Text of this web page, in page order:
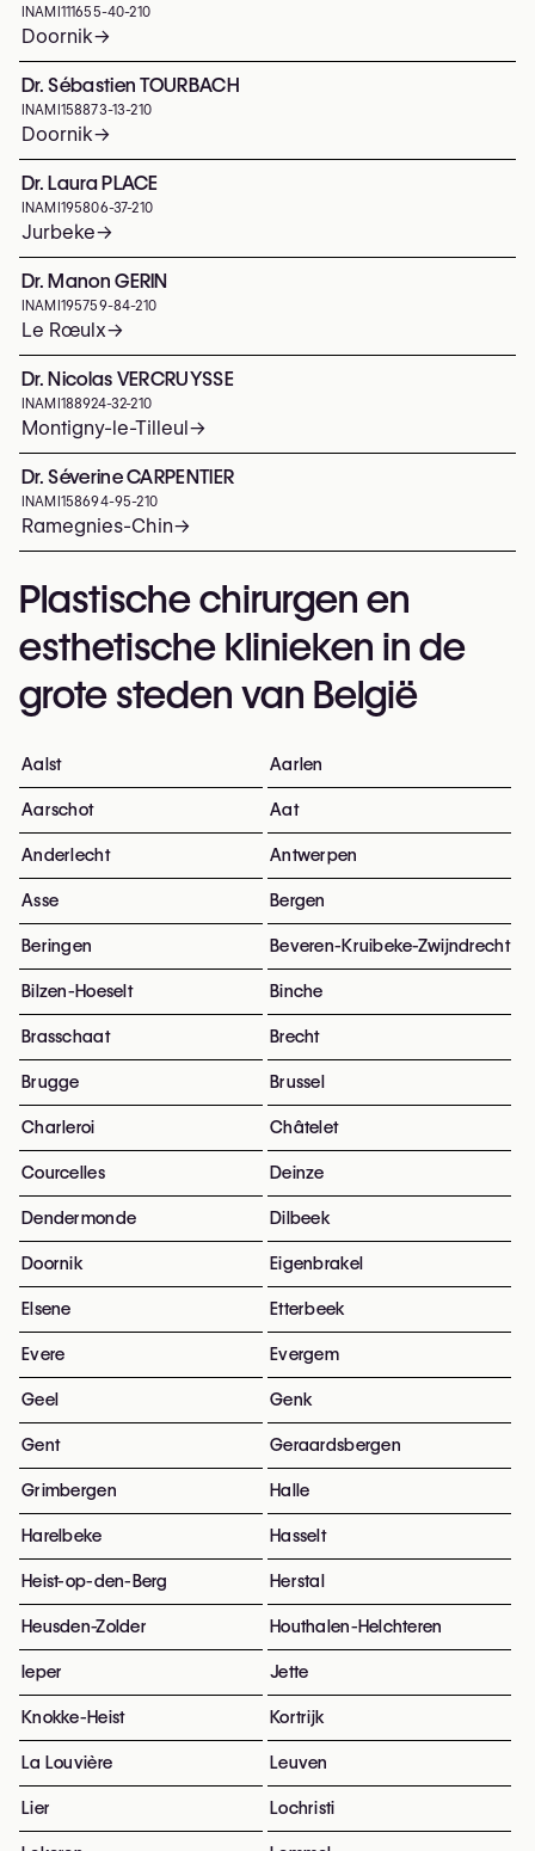
INAMI 111655-40-210
Doornik→
Dr. Sébastien TOURBACH
INAMI 158873-13-210
Doornik→
Dr. Laura PLACE
INAMI 195806-37-210
Jurbeke→
Dr. Manon GERIN
INAMI 195759-84-210
Le Rœulx→
Dr. Nicolas VERCRUYSSE
INAMI 188924-32-210
Montigny-le-Tilleul→
Dr. Séverine CARPENTIER
INAMI 158694-95-210
Ramegnies-Chin→
Plastische chirurgen en
esthetische klinieken in de
grote steden van België
Aalst Aarlen
Aarschot Aat
Anderlecht Antwerpen
Asse Bergen
Beringen Beveren-Kruibeke-Zwijndrecht
Bilzen-Hoeselt Binche
Brasschaat Brecht
Brugge Brussel
Charleroi Châtelet
Courcelles Deinze
Dendermonde Dilbeek
Doornik Eigenbrakel
Elsene Etterbeek
Evere Evergem
Geel Genk
Gent Geraardsbergen
Grimbergen Halle
Harelbeke Hasselt
Heist-op-den-Berg Herstal
Heusden-Zolder Houthalen-Helchteren
Ieper Jette
Knokke-Heist Kortrijk
La Louvière Leuven
Lier Lochristi